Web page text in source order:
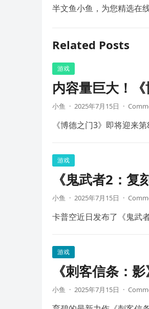
半文鱼小鱼，为您精选在
Related Posts
游戏
内容量巨大！
小鱼 · 2025年7月15日 ·
《博德之门3》即将迎来
游戏
《鬼武者2：
小鱼 · 2025年7月15日 ·
卡普空近日发布了《鬼武
游戏
《刺客信条：
小鱼 · 2025年7月15日 ·